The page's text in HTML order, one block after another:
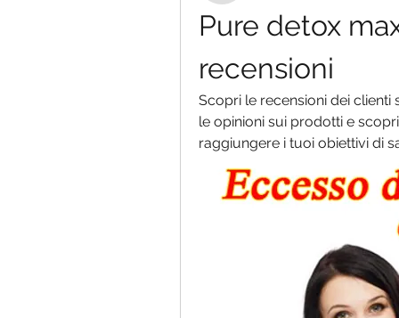
Pure detox
recensioni
Scopri le recensioni dei clienti
le opinioni sui prodotti e
raggiungere i tuoi obiettivi di